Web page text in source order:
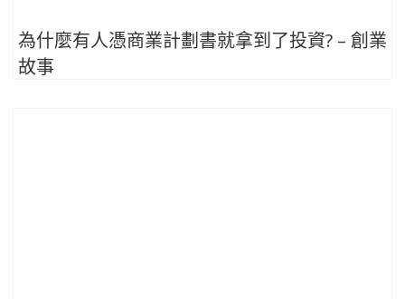
為什麼有人憑商業計劃書就拿到了投資? – 創業
故事